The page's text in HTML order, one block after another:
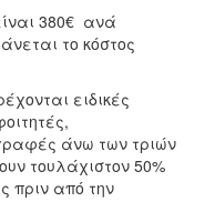
380€ ανά
το κόστος
ειδικές
άνω των τριών
τουλάχιστον 50%
πριν από την